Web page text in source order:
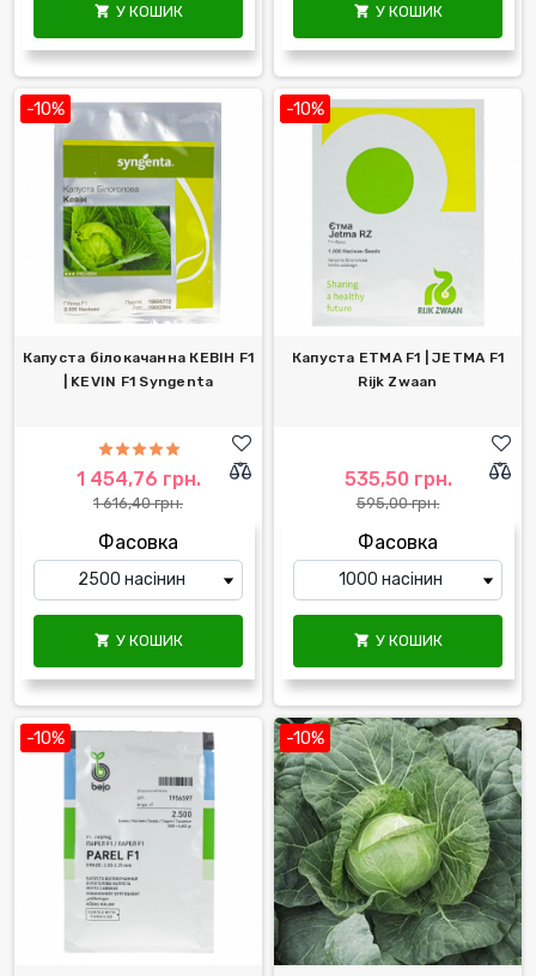
 У КОШИК  У КОШИК
-10%
Капуста білокачанна КЕВІН F1
| KEVIN F1 Syngenta
1 454,76 грн.
1 616,40 грн.
Фасовка
 У КОШИК
-10%
Капуста ЕТМА F1 | JETMA F1
Rijk Zwaan
535,50 грн.
595,00 грн.
Фасовка
 У КОШИК
-10% -10%